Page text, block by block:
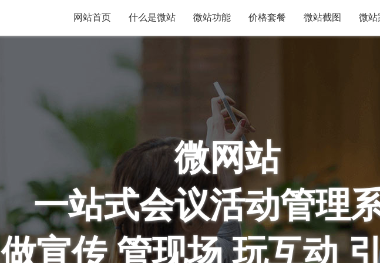
网站首页 什么是微站 微站功能 价格套餐 微站截图 微站
微网站
一站式会议活动管理
做宣传 管现场 玩互动